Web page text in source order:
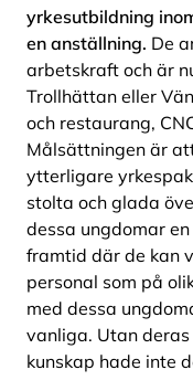
yrkesutbildning
en anställning. De
arbetskraft och är
Trollhättan eller
och restaurang,
Målsättningen är
ytterligare
stolta och glada
dessa ungdomar
framtid där de kan
personal som på
med dessa
vanliga. Utan
kunskap hade inte